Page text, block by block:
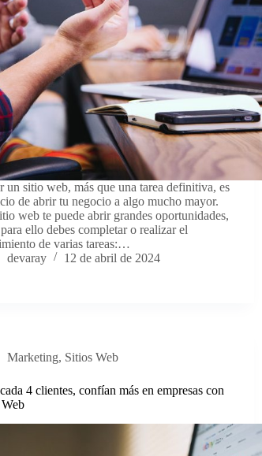
un sitio web, más que una tarea definitiva, es
de abrir tu negocio a algo mucho mayor.
web te puede abrir grandes oportunidades,
ello debes completar o realizar el
de varias tareas:…
devaray
12 de abril de 2024
Marketing, Sitios Web
4 clientes, confían más en empresas con